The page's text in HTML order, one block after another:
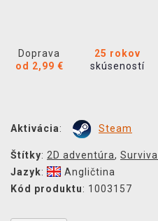
Doprava
od 2,99 €
25 rokov
skúseností
Aktivácia: Steam
Štítky: 2D adventúra, Survival
Jazyk:
Angličtina
Kód produktu: 1003157